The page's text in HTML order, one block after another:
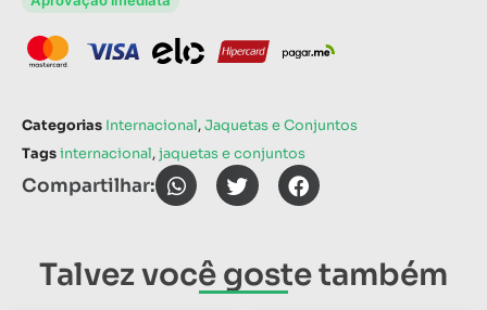
Categorias Internacional,Jaquetas e Conjuntos
Tagsinternacional,jaquetas e conjuntos
Compartilhar:
Talvez você goste também